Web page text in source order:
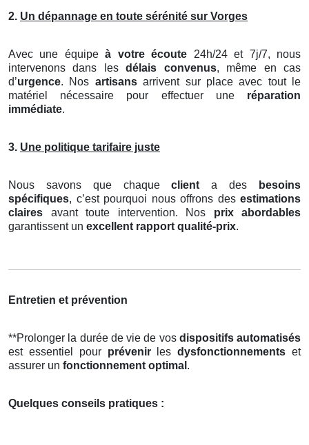
2. Un dépannage en toute sérénité sur Vorges
Avec une équipeà votre écoute 24h/24 et 7j/7, nous
intervenons dans lesdélais convenus, même en cas
d’urgence. Nos artisansarrivent sur place avec tout le
matériel nécessaire pour effectuer une réparation
immédiate.
3. Une politique tarifaire juste
Nous savons que chaqueclient a des
besoins
spécifiques, c’est pourquoi nous offrons des estimations
claires avant toute intervention. Nos prix abordables
garantissent un excellent rapport qualité-prix.
Entretien et prévention
**Prolonger la durée de vie de vos dispositifs automatisés
est essentiel pour prévenirlesdysfonctionnements et
assurer un fonctionnement optimal .
Quelques conseils pratiques :